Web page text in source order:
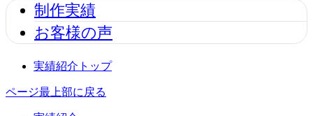
制作実績
お客様の声
実績紹介トップ
ページ最上部に戻る